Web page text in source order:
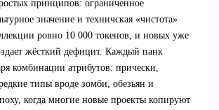
принципов: ограниченное
значение и техничская «чистота»
ровно 10 000 токенов, и новых уже
жёсткий дефицит. Каждый панк
комбинации атрибутов: прически,
типы вроде зомби, обезьян и
когда многие новые проекты копируют